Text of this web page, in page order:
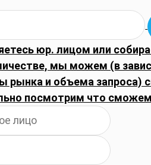
юр. лицом или
мы можем (в
рынка и объема запроса)
посмотрим что